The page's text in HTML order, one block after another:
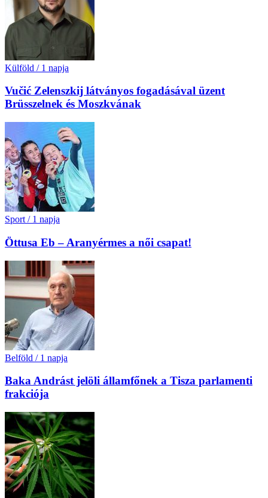
Külföld / 1 napja
Vučić Zelenszkij látványos fogadásával üzent
Brüsszelnek és Moszkvának
Sport / 1 napja
Öttusa Eb – Aranyérmes a női csapat!
Belföld / 1 napja
Baka Andrást jelöli államfőnek a Tisza parlamenti
frakciója